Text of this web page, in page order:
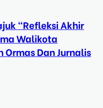
“Refleksi Akhir
Walikota
Ormas Dan Jurnalis